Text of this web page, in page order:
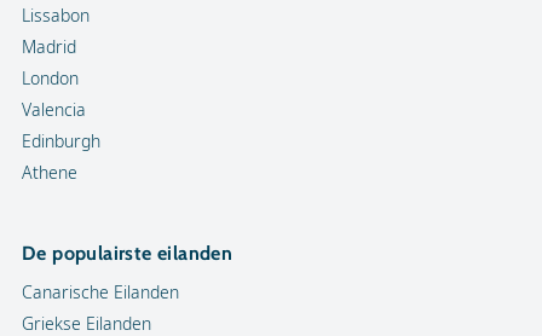
Lissabon
Madrid
London
Valencia
Edinburgh
Athene
De populairste eilanden
Canarische Eilanden
Griekse Eilanden